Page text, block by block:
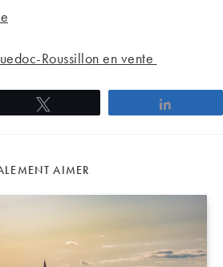
Roussillon en vente
AIMER